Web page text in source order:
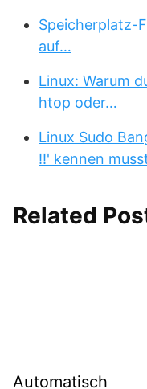
Speicherplatz-
auf…
Linux: Warum
htop oder…
Linux Sudo
!!' kennen
Related
Automatisch